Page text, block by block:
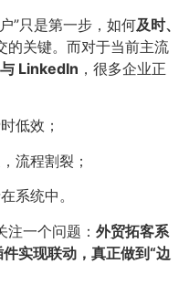
”只是第一步，如何及时、
的关键。而对于当前主流
LinkedIn ，很多企业正
低效；
流程割裂；
系统中。
一个问题： 外贸拓客系
实现联动，真正做到“边